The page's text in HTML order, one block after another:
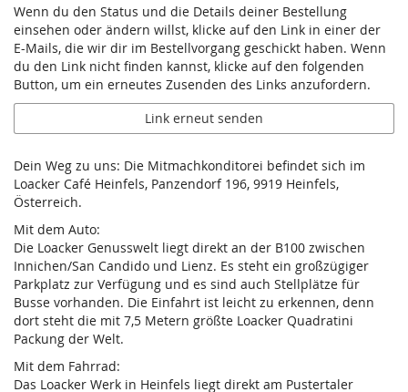
Wenn du den Status und die Details deiner Bestellung
einsehen oder ändern willst, klicke auf den Link in einer der
E-Mails, die wir dir im Bestellvorgang geschickt haben. Wenn
du den Link nicht finden kannst, klicke auf den folgenden
Button, um ein erneutes Zusenden des Links anzufordern.
Link erneut senden
Dein Weg zu uns: Die Mitmachkonditorei befindet sich im
Loacker Café Heinfels, Panzendorf 196, 9919 Heinfels,
Österreich.
Mit dem Auto:
Die Loacker Genusswelt liegt direkt an der B100 zwischen
Innichen/San Candido und Lienz. Es steht ein großzügiger
Parkplatz zur Verfügung und es sind auch Stellplätze für
Busse vorhanden. Die Einfahrt ist leicht zu erkennen, denn
dort steht die mit 7,5 Metern größte Loacker Quadratini
Packung der Welt.
Mit dem Fahrrad:
Das Loacker Werk in Heinfels liegt direkt am Pustertaler